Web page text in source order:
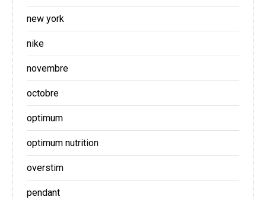
new york
nike
novembre
octobre
optimum
optimum nutrition
overstim
pendant